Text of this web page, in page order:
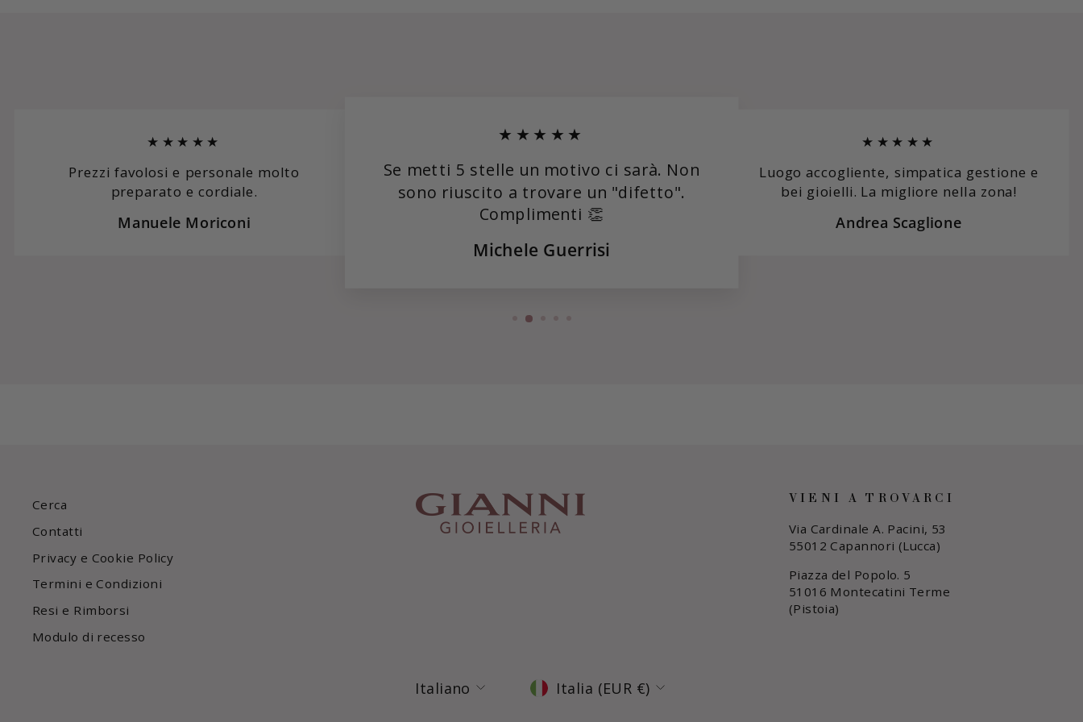
★★★★★
Prezzi favolosi e personale molto
preparato e cordiale.
Manuele Moriconi
★★★★★
Se metti 5 stelle un motivo ci sarà. Non
sono riuscito a trovare un "difetto".
Complimenti 👏
Michele Guerrisi
★★★★★
Luogo accogliente, simpatica gestione e
bei gioielli. La migliore nella zona!
Andrea Scaglione
Cerca
Contatti
Privacy e Cookie Policy
Termini e Condizioni
Resi e Rimborsi
Modulo di recesso
VIENI A TROVARCI
Via Cardinale A. Pacini, 53
55012 Capannori (Lucca)
Piazza del Popolo. 5
51016 Montecatini Terme
(Pistoia)
Lingua
Italiano Valuta
Italia (EUR €)